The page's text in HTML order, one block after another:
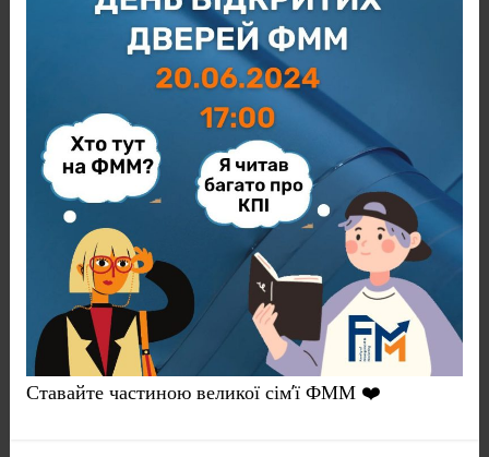
Ставайте частиною великої сім’ї ФММ ❤️